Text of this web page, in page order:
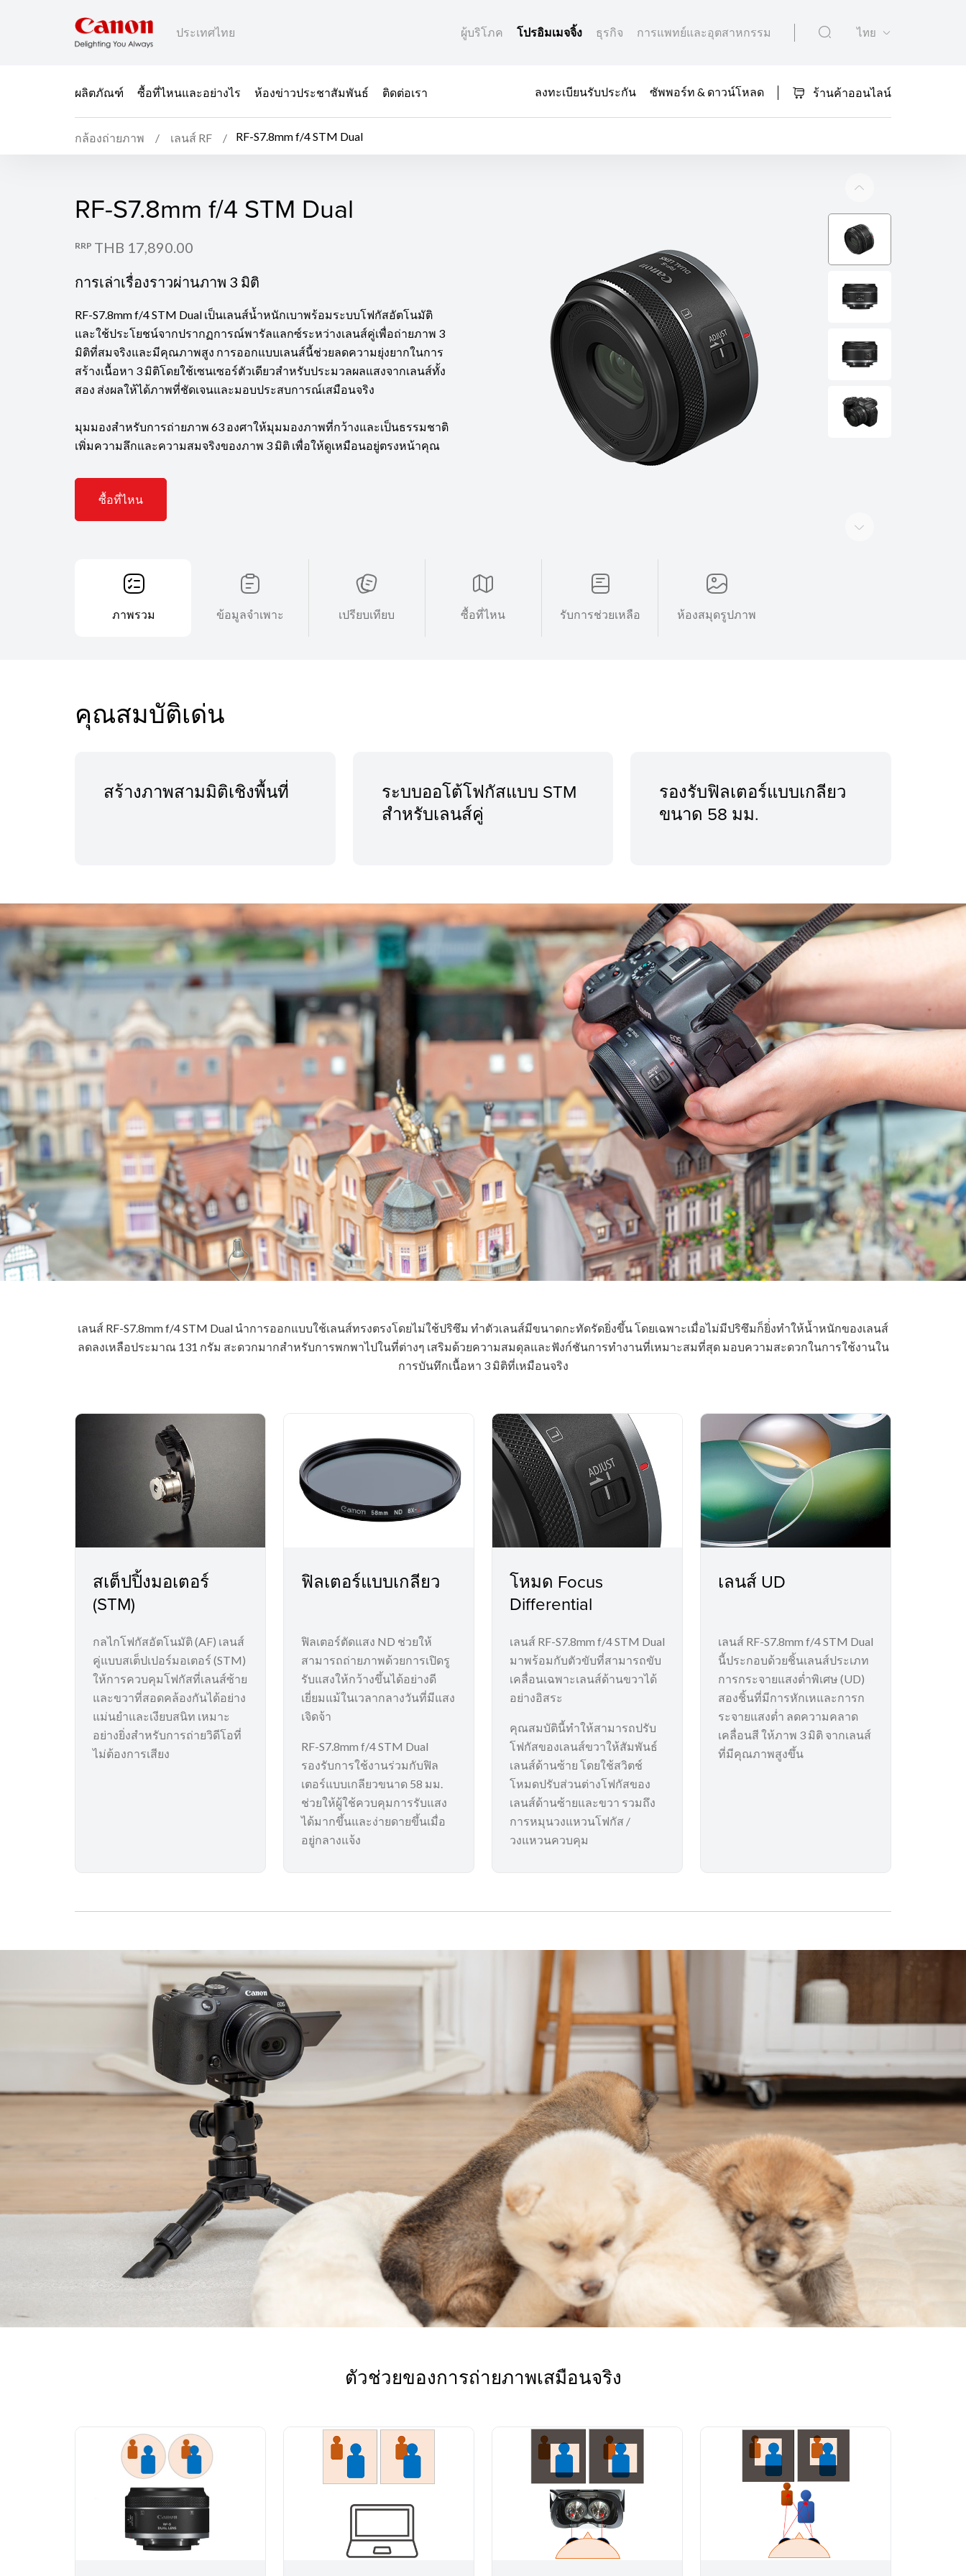
ประเทศไทย ผู้บริโภค โปรอิมเมจจิ้ง ธุรกิจ การแพทย์และอุตสาหกรรม ไทย
ผลิตภัณฑ์ ซื้อที่ไหนและอย่างไร ห้องข่าวประชาสัมพันธ์ ติดต่อเรา ลงทะเบียนรับประกัน ซัพพอร์ท & ดาวน์โหลด ร้านค้าออนไลน์
กล้องถ่ายภาพ เลนส์ RF RF-S7.8mm f/4 STM Dual
RF-S7.8mm f/4 STM Dual
RF-S7.8mm f/4 STM Dual
RRP THB 17,890.00
การเล่าเรื่องราวผ่านภาพ 3 มิติ
RF-S7.8mm f/4 STM Dual เป็นเลนส์น้ำหนักเบาพร้อมระบบโฟกัสอัตโนมัติ
และใช้ประโยชน์จากปรากฏการณ์พารัลแลกซ์ระหว่างเลนส์คู่เพื่อถ่ายภาพ 3
มิติที่สมจริงและมีคุณภาพสูง การออกแบบเลนส์นี้ช่วยลดความยุ่งยากในการ
สร้างเนื้อหา 3 มิติโดยใช้เซนเซอร์ตัวเดียวสำหรับประมวลผลแสงจากเลนส์ทั้ง
สอง ส่งผลให้ได้ภาพที่ชัดเจนและมอบประสบการณ์เสมือนจริง
มุมมองสำหรับการถ่ายภาพ 63 องศาให้มุมมองภาพที่กว้างและเป็นธรรมชาติ
เพิ่มความลึกและความสมจริงของภาพ 3 มิติ เพื่อให้ดูเหมือนอยู่ตรงหน้าคุณ
ซื้อที่ไหน
ภาพรวม ข้อมูลจำเพาะ เปรียบเทียบ ซื้อที่ไหน รับการช่วยเหลือ ห้องสมุดรูปภาพ
คุณสมบัติเด่น
สร้างภาพสามมิติเชิงพื้นที่
ระบบออโต้โฟกัสแบบ STM
สำหรับเลนส์คู่
รองรับฟิลเตอร์แบบเกลียว
ขนาด 58 มม.
เลนส์ RF-S7.8mm f/4 STM Dual นำการออกแบบใช้เลนส์ทรงตรงโดยไม่ใช้ปริซึม ทำตัวเลนส์มีขนาดกะทัดรัดยิ่งขึ้น โดยเฉพาะเมื่อไม่มีปริซึมก็ยิ่่งทำให้น้ำหนักของเลนส์
ลดลงเหลือประมาณ 131 กรัม สะดวกมากสำหรับการพกพาไปในที่ต่างๆ เสริมด้วยความสมดุลและฟังก์ชันการทำงานที่เหมาะสมที่สุด มอบความสะดวกในการใช้งานใน
การบันทึกเนื้อหา 3 มิติที่เหมือนจริง
สเต็ปปิ้งมอเตอร์
(STM)
กลไกโฟกัสอัตโนมัติ (AF) เลนส์
คู่แบบสเต็ปเปอร์มอเตอร์ (STM)
ให้การควบคุมโฟกัสที่เลนส์ซ้าย
และขวาที่สอดคล้องกันได้อย่าง
แม่นยำและเงียบสนิท เหมาะ
อย่างยิ่งสำหรับการถ่ายวิดีโอที่
ไม่ต้องการเสียง
ฟิลเตอร์แบบเกลียว
ฟิลเตอร์ตัดแสง ND ช่วยให้
สามารถถ่ายภาพด้วยการเปิดรู
รับแสงให้กว้างขึ้นได้อย่างดี
เยี่ยมแม้ในเวลากลางวันที่มีแสง
เจิดจ้า
RF-S7.8mm f/4 STM Dual
รองรับการใช้งานร่วมกับฟิล
เตอร์แบบเกลียวขนาด 58 มม.
ช่วยให้ผู้ใช้ควบคุมการรับแสง
ได้มากขึ้นและง่ายดายขึ้นเมื่อ
อยู่กลางแจ้ง
โหมด Focus
Differential
เลนส์ RF-S7.8mm f/4 STM Dual
มาพร้อมกับตัวขับที่สามารถขับ
เคลื่อนเฉพาะเลนส์ด้านขวาได้
อย่างอิสระ
คุณสมบัตินี้ทำให้สามารถปรับ
โฟกัสของเลนส์ขวาให้สัมพันธ์
เลนส์ด้านซ้าย โดยใช้สวิตช์
โหมดปรับส่วนต่างโฟกัสของ
เลนส์ด้านซ้ายและขวา รวมถึง
การหมุนวงแหวนโฟกัส /
วงแหวนควบคุม
เลนส์ UD
เลนส์ RF-S7.8mm f/4 STM Dual
นี้ประกอบด้วยชิ้นเลนส์ประเภท
การกระจายแสงต่ำพิเศษ (UD)
สองชิ้นที่มีการหักเหและการก
ระจายแสงต่ำ ลดความคลาด
เคลื่อนสี ให้ภาพ 3 มิติ จากเลนส์
ที่มีคุณภาพสูงขึ้น
ตัวช่วยของการถ่ายภาพเสมือนจริง